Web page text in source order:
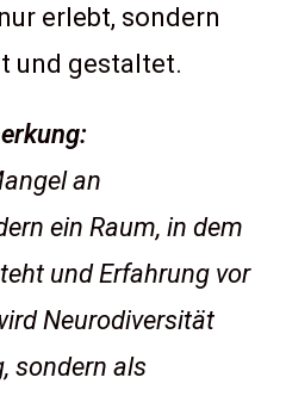
erlebt, sondern
und gestaltet.
an
ein Raum, in dem
und Erfahrung vor
Neurodiversität
sondern als